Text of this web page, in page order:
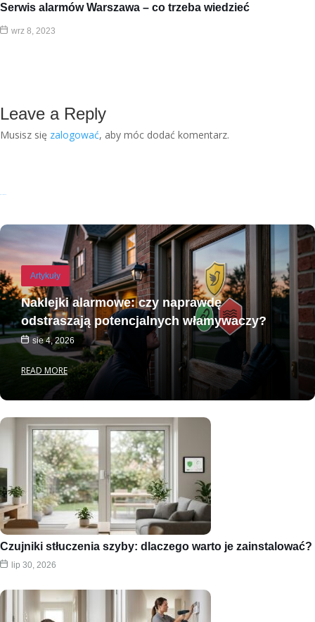
Serwis alarmów Warszawa – co trzeba wiedzieć
wrz 8, 2023
Leave a Reply
Musisz się zalogować, aby móc dodać komentarz.
Artykuły
Naklejki alarmowe: czy naprawdę
odstraszają potencjalnych włamywaczy?
sie 4, 2026
READ MORE
Czujniki stłuczenia szyby: dlaczego warto je zainstalować?
lip 30, 2026